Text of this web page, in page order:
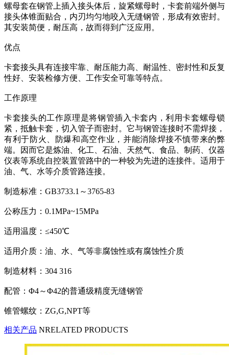
螺母套在钢管上插入接头体后，旋紧螺母时，卡套前端外侧与
接头体锥面贴合，内刃均匀地咬入无缝钢管，形成有效密封。
其安装简便，耐压高，故而得到广泛应用。
优点
卡套接头具有连接牢靠、耐压能力高、耐温性、密封性和反复
性好、安装检修方便、工作安全可靠等特点。
工作原理
卡套接头的工作原理是将钢管插入卡套内，利用卡套螺母锁
紧，抵触卡套，切入管子而密封。它与钢管连接时不需焊接，
有利于防火、防爆和高空作业，并能消除焊接不慎带来的弊
端。因而它是炼油、化工、石油、天然气、食品、制药、仪器
仪表等系统自控装置管路中的一种较为先进的连接件。适用于
油、气、水等介质管路连接。
制造标准：GB3733.1～3765-83
公称压力：0.1MPa~15MPa
适用温度：≤450℃
适用介质：油、水、气等非腐蚀性或有腐蚀性介质
制造材料：304 316
配管：Φ4～Φ42的普通级精度无缝钢管
锥管螺纹：ZG,G,NPT等
相关产品 NRELATED PRODUCTS